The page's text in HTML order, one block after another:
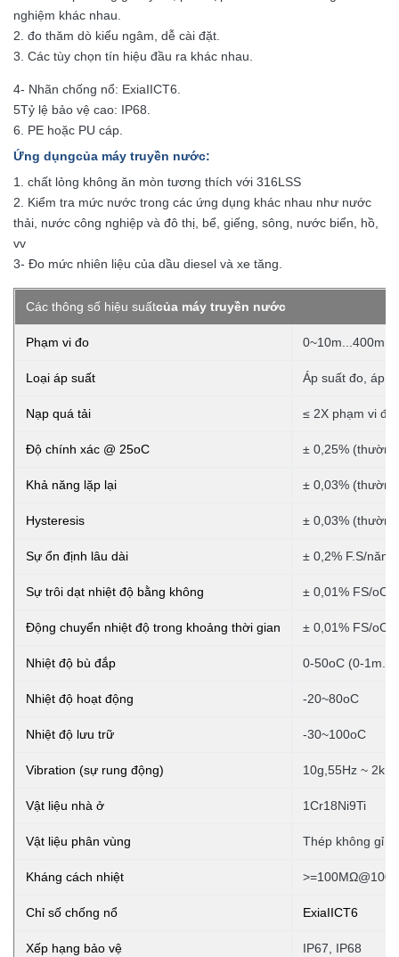
nghiệm khác nhau.
2. đo thăm dò kiểu ngâm, dễ cài đặt.
3. Các tùy chọn tín hiệu đầu ra khác nhau.
4- Nhãn chống nổ: ExiaIICT6.
5Tỷ lệ bảo vệ cao: IP68.
6. PE hoặc PU cáp.
Ứng dụngcủa máy truyền nước:
1. chất lỏng không ăn mòn tương thích với 316LSS
2. Kiểm tra mức nước trong các ứng dụng khác nhau như nước
thải, nước công nghiệp và đô thị, bể, giếng, sông, nước biển, hồ,
vv
3- Đo mức nhiên liệu của dầu diesel và xe tăng.
Các thông số hiệu suấtcủa máy truyền nước
Phạm vi đo 0~10m...400m
Loại áp suất Áp suất đo, áp
Nạp quá tải ≤ 2X phạm vi
Độ chính xác @ 25oC ± 0,25%
Khả năng lặp lại ± 0,03%
Hysteresis ± 0,03%
Sự ổn định lâu dài ± 0,2% F.S/năm
Sự trôi dạt nhiệt độ bằng không ± 0,01% FS/oC
Động chuyển nhiệt độ trong khoảng thời gian ± 0,01% FS/oC
Nhiệt độ bù đắp 0-50oC (0-1m.
Nhiệt độ hoạt động -20~80oC
Nhiệt độ lưu trữ -30~100oC
Vibration (sự rung động) 10g,55Hz ~ 2kHz
Vật liệu nhà ở 1Cr18Ni9Ti
Vật liệu phân vùng Thép không gỉ
Kháng cách nhiệt
Chỉ số chống nổ ExiaIICT6
Xếp hạng bảo vệ IP67, IP68